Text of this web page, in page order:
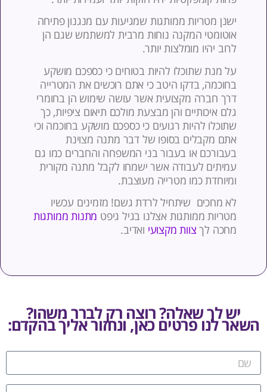
ישנן מטריות ממותגות שמגיעות עם מנגנון פתיחה
אוטומטי המקנה נוחות מרבית למשתמש שגם הן
לרוב יהיו מומלצות יותר.
על מנת שתוכלו להיות בטוחים כי כספכם מושקע
בחוכמה, בדקו היטב כי אתם רוכשים את המטרייה
דרך חברה מקצועית אשר עושה שימוש הן בחומרי
גלם איכותיים והן מבצעת מולכם תיאום ציפיות, כך
שתוכלו להיות רגועים כי כספכם מושקע בחוכמה וכי
אתם מקבלים בסופו של דבר מתנה מצוינת
בעבורכם או בעבור בני המשפחה והחברים כמו גם
עמיתים לעבודה אשר ישמחו לקבל מתנה מקורית
ומיוחדת כמו מטרייה מעוצבת.
לא מחכים שיתחיל לרדת גשם! מזמינים עכשיו
מטריות ממותגות אצלנו בגיל גיפטמתנות ממותגות
מחכה לךצוות מקצועי ואדיב.
לך שאלה? רוצה רק לברר משהו?
לנו פרטים כאן, ונחזור אליך בהקדם: